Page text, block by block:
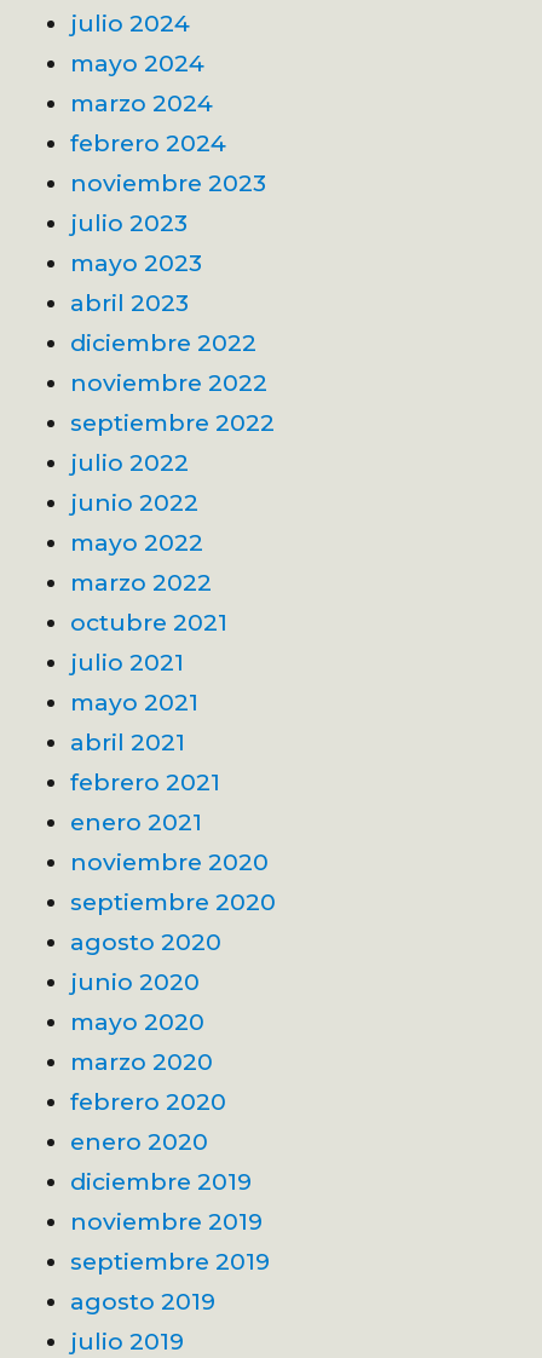
julio 2024
mayo 2024
marzo 2024
febrero 2024
noviembre 2023
julio 2023
mayo 2023
abril 2023
diciembre 2022
noviembre 2022
septiembre 2022
julio 2022
junio 2022
mayo 2022
marzo 2022
octubre 2021
julio 2021
mayo 2021
abril 2021
febrero 2021
enero 2021
noviembre 2020
septiembre 2020
agosto 2020
junio 2020
mayo 2020
marzo 2020
febrero 2020
enero 2020
diciembre 2019
noviembre 2019
septiembre 2019
agosto 2019
julio 2019